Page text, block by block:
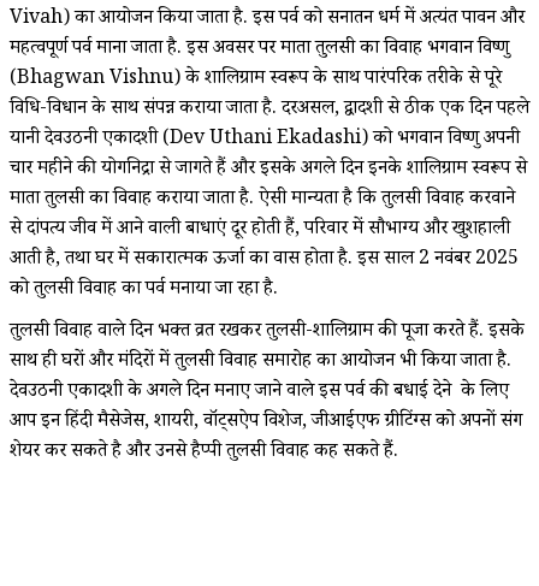
Vivah) का आयोजन किया जाता है. इस पर्व को सनातन धर्म में अत्यंत पावन और
महत्वपूर्ण पर्व माना जाता है. इस अवसर पर माता तुलसी का विवाह भगवान विष्णु
(Bhagwan Vishnu) के शालिग्राम स्वरूप के साथ पारंपरिक तरीके से पूरे
विधि-विधान के साथ संपन्न कराया जाता है. दरअसल, द्वादशी से ठीक एक दिन पहले
यानी देवउठनी एकादशी (Dev Uthani Ekadashi) को भगवान विष्णु अपनी
चार महीने की योगनिद्रा से जागते हैं और इसके अगले दिन इनके शालिग्राम स्वरूप से
माता तुलसी का विवाह कराया जाता है. ऐसी मान्यता है कि तुलसी विवाह करवाने
से दांपत्य जीव में आने वाली बाधाएं दूर होती हैं, परिवार में सौभाग्य और खुशहाली
आती है, तथा घर में सकारात्मक ऊर्जा का वास होता है. इस साल 2 नवंबर 2025
को तुलसी विवाह का पर्व मनाया जा रहा है.
तुलसी विवाह वाले दिन भक्त व्रत रखकर तुलसी-शालिग्राम की पूजा करते हैं. इसके
साथ ही घरों और मंदिरों में तुलसी विवाह समारोह का आयोजन भी किया जाता है.
देवउठनी एकादशी के अगले दिन मनाए जाने वाले इस पर्व की बधाई देने के लिए
आप इन हिंदी मैसेजेस, शायरी, वॉट्सऐप विशेज, जीआईएफ ग्रीटिंग्स को अपनों संग
शेयर कर सकते है और उनसे हैप्पी तुलसी विवाह कह सकते हैं.